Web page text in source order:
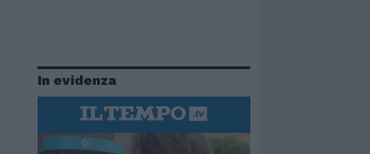
In evidenza